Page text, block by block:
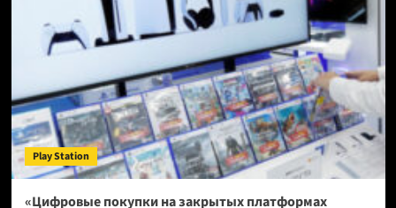
странные
дела»
Милли
Браун
оказалась
поклонницей
Grand
Theft
Auto
Play Station
«Цифровые покупки на закрытых платформах